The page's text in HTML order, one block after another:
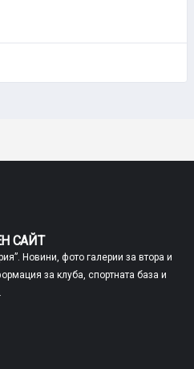
САЙТ
Новини, фото галерии за втора и
за клуба, спортната база и